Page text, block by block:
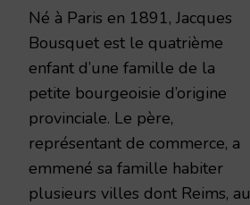
Né à Paris en 1891, Jacques
Bousquet est le quatrième
enfant d’une famille de la
petite bourgeoisie d’origine
provinciale. Le père,
représentant de commerce, a
emmené sa famille habiter
plusieurs villes dont Reims, au